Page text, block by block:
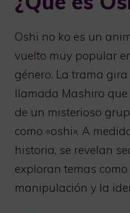
Oshi no ko es un
vuelto muy popular
género. La trama
llamada Mashiro
de un misterioso
como «oshi». A
historia, se revelan
exploran temas
manipulación y la